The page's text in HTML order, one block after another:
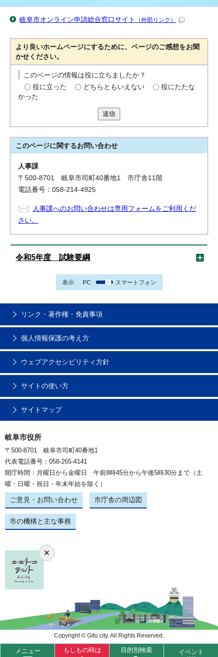
岐阜市オンライン申請総合窓口サイト （外部リンク）
より良いホームページにするために、ページのご感想をお聞
かせください。
このページの情報は役に立ちましたか？
役に立った
どちらともいえない
役にたたな
かった
送信
このページに関するお問い合わせ
人事課
〒500-8701 岐阜市司町40番地1 市庁舎11階
電話番号：058-214-4925
人事課へのお問い合わせは専用フォームをご利用くだ
さい。
令和5年度 試験要綱
表示 PC スマートフォン
メニュー もしもの時は 目的別検索 イベント
リンク・著作権・免責事項
個人情報保護の考え方
ウェブアクセシビリティ方針
サイトの使い方
サイトマップ
岐阜市役所
〒500-8701 岐阜市司町40番地1
代表電話番号：058-265-4141
開庁時間：月曜日から金曜日 午前8時45分から午後5時30分まで（土
曜・日曜・祝日・年末年始を除く）
ご意見・お問い合わせ 市庁舎の周辺図
市の機構と主な事務
Copyright © Gifu city. All Rights Reserved.